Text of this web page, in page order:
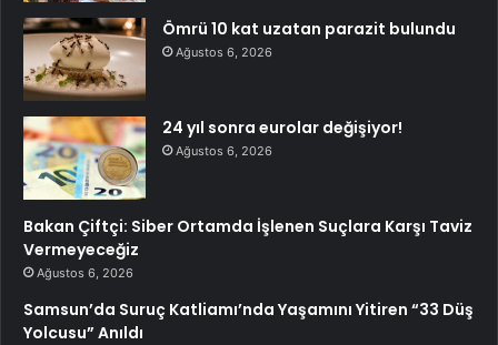
Ömrü 10 kat uzatan parazit bulundu
Ağustos 6, 2026
24 yıl sonra eurolar değişiyor!
Ağustos 6, 2026
Bakan Çiftçi: Siber Ortamda İşlenen Suçlara Karşı Taviz
Vermeyeceğiz
Ağustos 6, 2026
Samsun’da Suruç Katliamı’nda Yaşamını Yitiren “33 Düş
Yolcusu” Anıldı